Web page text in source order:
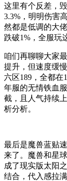
这里有个反差，
3.3%，明明伤害
然都是低调的大
跌破1%，全服玩
咱们再聊聊大家
提升，但速度缓
六区189，全都在
年服的无情铁血
截，且人气持续
析分析。
最后是魔兽蓝贴
来了。魔兽和星
成了现实版太阳
结合，代入感拉